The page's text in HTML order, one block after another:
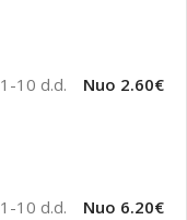
1-10 d.d. Nuo 2.60€
1-10 d.d. Nuo 6.20€